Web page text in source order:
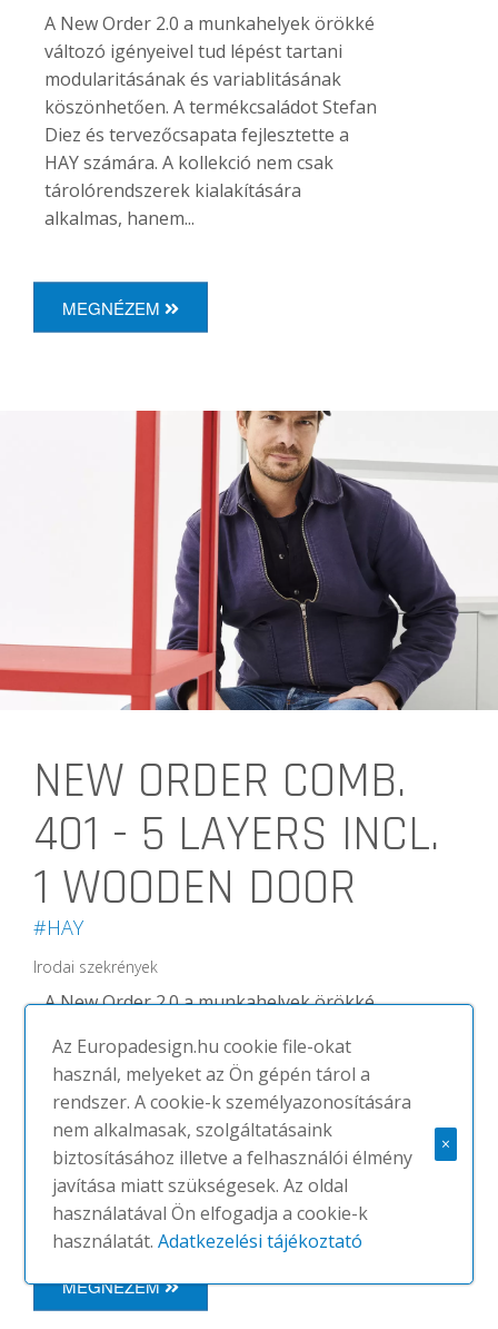
A New Order 2.0 a munkahelyek örökké
változó igényeivel tud lépést tartani
modularitásának és variablitásának
köszönhetően. A termékcsaládot Stefan
Diez és tervezőcsapata fejlesztette a
HAY számára. A kollekció nem csak
tárolórendszerek kialakítására
alkalmas, hanem...
MEGNÉZEM
NEW ORDER COMB.
401 - 5 LAYERS INCL.
1 WOODEN DOOR
#HAY
Irodai szekrények
A New Order 2.0 a munkahelyek örökké
modularitásának és variablitásának
köszönhetően. A termékcsaládot Stefan
Diez és tervezőcsapata fejlesztette a
HAY számára. A kollekció nem csak
tárolórendszerek kialakítására
alkalmas, hanem...
MEGNÉZEM
Az Europadesign.hu cookie file-okat
használ, melyeket az Ön gépén tárol a
rendszer. A cookie-k személyazonosítására
nem alkalmasak, szolgáltatásaink
biztosításához illetve a felhasználói élmény
javítása miatt szükségesek. Az oldal
használatával Ön elfogadja a cookie-k
használatát.Adatkezelési tájékoztató
×